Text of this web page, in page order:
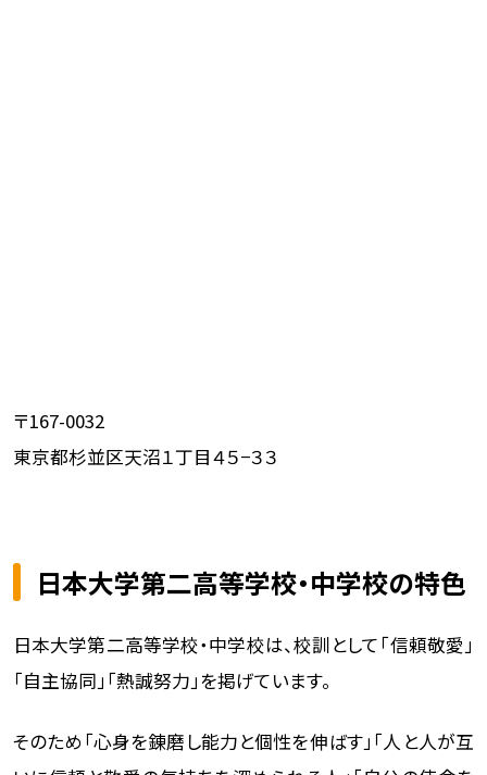
〒167-0032
東京都杉並区天沼１丁目４５−３３
日本大学第二高等学校・中学校の特色
日本大学第二高等学校・中学校は、校訓として「信頼敬愛」
「自主協同」「熱誠努力」を掲げています。
そのため「心身を錬磨し能力と個性を伸ばす」「人と人が互